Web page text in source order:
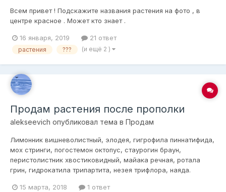
Всем привет ! Подскажите названия растения на фото , в
центре красное . Может кто знает .
16 января, 2019 21 ответ
растения ??? (и ещё 2 )
Продам растения после прополки
alekseevich опубликовал тема в Продам
Лимонник вишневолистный, элодея, гигрофила пиннатифида,
мох стринги, погостемон октопус, стаурогин браун,
перистолистник хвостиковидный, майака речная, ротала
грин, гидрокатила трипартита, незея трифлора, наяда.
15 марта, 2018 1 ответ